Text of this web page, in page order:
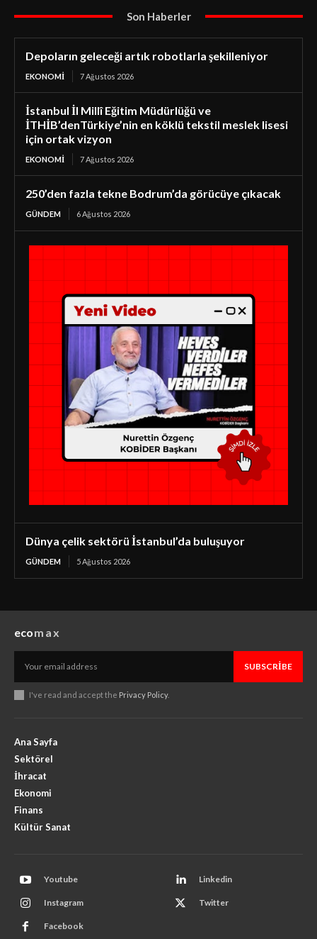
Son Haberler
Depoların geleceği artık robotlarla şekilleniyor
EKONOMI 7 Ağustos 2026
İstanbul İl Millî Eğitim Müdürlüğü ve
İTHİB’denTürkiye’nin en köklü tekstil meslek lisesi
için ortak vizyon
EKONOMI 7 Ağustos 2026
250’den fazla tekne Bodrum’da görücüye çıkacak
GÜNDEM 6 Ağustos 2026
Dünya çelik sektörü İstanbul’da buluşuyor
GÜNDEM 5 Ağustos 2026
ecomax
SUBSCRIBE
I've read and accept the Privacy Policy.
Ana Sayfa
Sektörel
İhracat
Ekonomi
Finans
Kültür Sanat
Youtube Linkedin
Instagram Twitter
Facebook